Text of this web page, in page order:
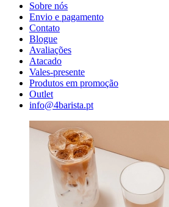
Sobre nós
Envio e pagamento
Contato
Blogue
Avaliações
Atacado
Vales-presente
Produtos em promoção
Outlet
info@4barista.pt